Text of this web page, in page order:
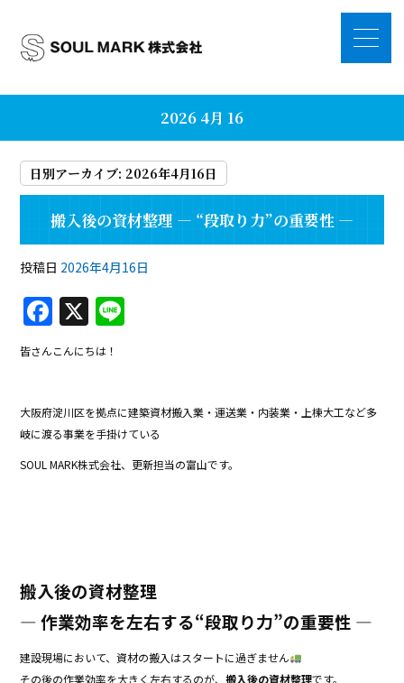
2026 4月 16
日別アーカイブ: 2026年4月16日
搬入後の資材整理 ― “段取り力”の重要性 ―
投稿日 2026年4月16日
F
a
c
e
b
o
X
皆さんこんにちは！
大阪府淀川区を拠点に建築資材搬入業・運送業・内装業・上棟大工など多
岐に渡る事業を手掛けている
SOUL MARK株式会社、更新担当の富山です。
搬入後の資材整理
― 作業効率を左右する“段取り力”の重要性 ―
建設現場において、資材の搬入はスタートに過ぎません
その後の作業効率を大きく左右するのが、搬入後の資材整理です。